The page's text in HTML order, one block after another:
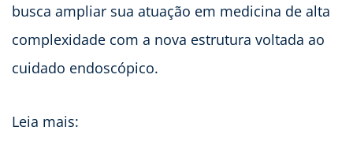
busca ampliar sua atuação em medicina de alta
complexidade com a nova estrutura voltada ao
cuidado endoscópico.
Leia mais: